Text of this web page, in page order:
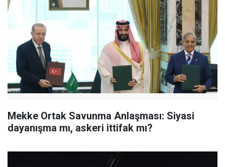
Mekke Ortak Savunma Anlaşması: Siyasi
dayanışma mı, askeri ittifak mı?